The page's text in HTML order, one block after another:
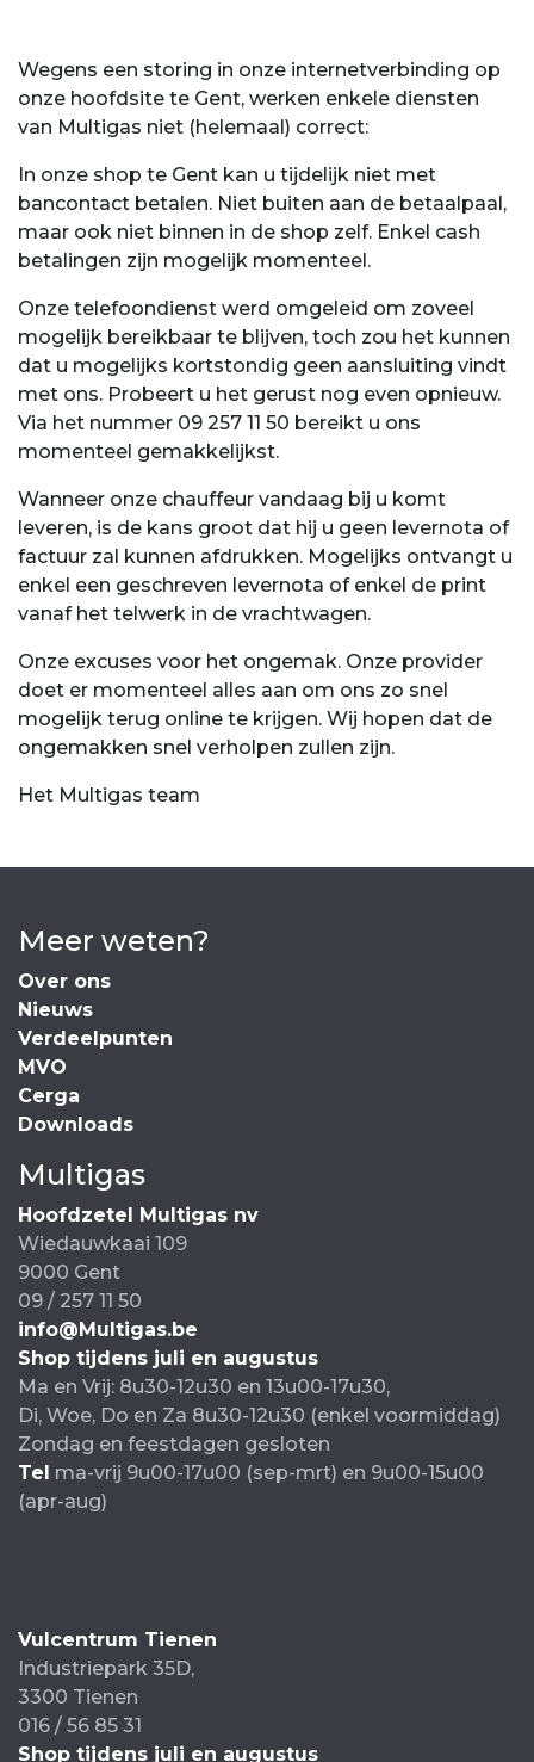
Wegens een storing in onze internetverbinding op
onze hoofdsite te Gent, werken enkele diensten
van Multigas niet (helemaal) correct:
In onze shop te Gent kan u tijdelijk niet met
bancontact betalen. Niet buiten aan de betaalpaal,
maar ook niet binnen in de shop zelf. Enkel cash
betalingen zijn mogelijk momenteel.
Onze telefoondienst werd omgeleid om zoveel
mogelijk bereikbaar te blijven, toch zou het kunnen
dat u mogelijks kortstondig geen aansluiting vindt
met ons. Probeert u het gerust nog even opnieuw.
Via het nummer 09 257 11 50 bereikt u ons
momenteel gemakkelijkst.
Wanneer onze chauffeur vandaag bij u komt
leveren, is de kans groot dat hij u geen levernota of
factuur zal kunnen afdrukken. Mogelijks ontvangt u
enkel een geschreven levernota of enkel de print
vanaf het telwerk in de vrachtwagen.
Onze excuses voor het ongemak. Onze provider
doet er momenteel alles aan om ons zo snel
mogelijk terug online te krijgen. Wij hopen dat de
ongemakken snel verholpen zullen zijn.
Het Multigas team
Meer weten?
Over ons
Nieuws
Verdeelpunten
MVO
Cerga
Downloads
Multigas
Hoofdzetel Multigas nv
Wiedauwkaai 109
9000 Gent
09 / 257 11 50
info@Multigas.be
Shop tijdens juli en augustus
Ma en Vrij: 8u30-12u30 en 13u00-17u30,
Di, Woe, Do en Za 8u30-12u30 (enkel voormiddag)
Zondag en feestdagen gesloten
Tel ma-vrij 9u00-17u00 (sep-mrt) en 9u00-15u00
(apr-aug)
Vulcentrum Tienen
Industriepark 35D,
3300 Tienen
016 / 56 85 31
Shop tijdens juli en augustus